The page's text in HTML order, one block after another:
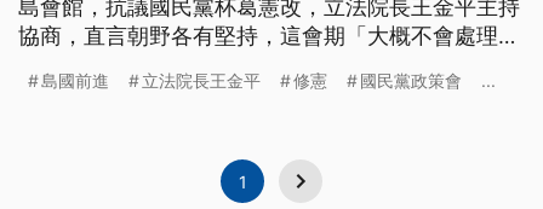
島會館，抗議國民黨杯葛憲改，立法院長王金平主持
協商，直言朝野各有堅持，這會期「大概不會處理
衝進立院青島會館，包圍國民黨政策會執行長賴士葆
後，依妨礙公務等罪，逮捕一名成
島國前進 立法院長王金平 修憲 國民黨政策會 ...
1